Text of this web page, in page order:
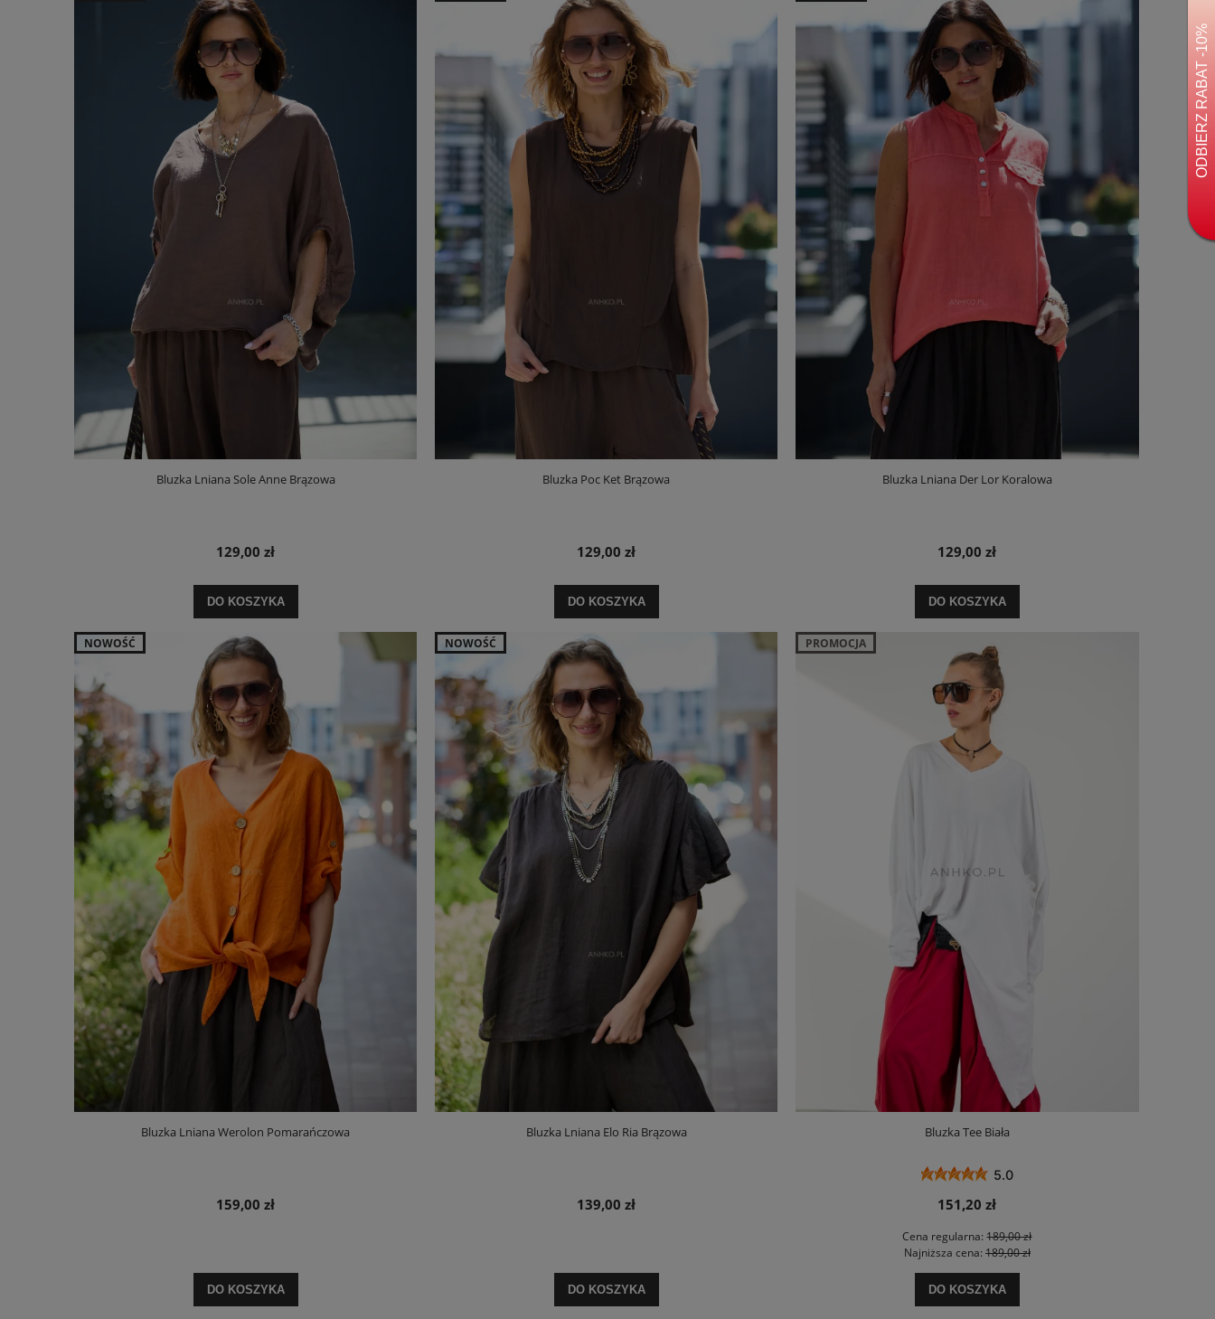
Bluzka Lniana Sole Anne Brązowa
129,00 zł
DO KOSZYKA
Bluzka Poc Ket Brązowa
129,00 zł
DO KOSZYKA
Bluzka Lniana Der Lor Koralowa
129,00 zł
DO KOSZYKA
Bluzka Lniana Werolon Pomarańczowa
159,00 zł
DO KOSZYKA
NOWOŚĆ
Bluzka Lniana Elo Ria Brązowa
139,00 zł
DO KOSZYKA
NOWOŚĆ
Bluzka Tee Biała
5.0
151,20 zł
Cena regularna:189,00 zł
Najniższa cena: 189,00 zł
DO KOSZYKA
PROMOCJA